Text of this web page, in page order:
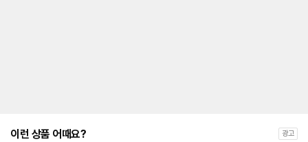
이런 상품 어때요? 광고